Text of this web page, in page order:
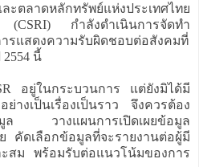
ตลาดหลักทรัพย์แห่งประเทศไทย
(CSRI) กำลังดำเนินการจัดทำ
รแสดงความรับผิดชอบต่อสังคมที่
นี้
อยู่ในกระบวนการ แต่ยังมิได้มี
ย่างเป็นเรื่องเป็นราว จึงควรต้อง
มูล วางแผนการเปิดเผยข้อมูล
คัดเลือกข้อมูลที่จะรายงานต่อผู้มี
ะสม พร้อมรับต่อแนวโน้มของการ